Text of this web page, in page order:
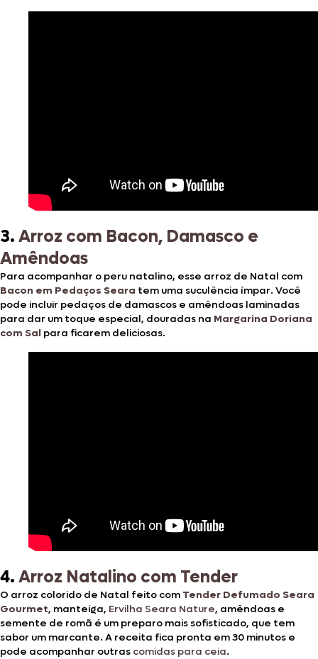
3.Arroz com Bacon, Damasco e
Amêndoas
Para acompanhar o peru natalino, esse arroz de Natal com
Bacon em Pedaços Seara tem uma suculência ímpar. Você
pode incluir pedaços de damascos e amêndoas laminadas
para dar um toque especial, douradas na Margarina Doriana
com Sal para ficarem deliciosas.
4.Arroz Natalino com Tender
O arroz colorido de Natal feito com Tender Defumado Seara
Gourmet, manteiga, Ervilha Seara Nature, amêndoas e
semente de romã é um preparo mais sofisticado, que tem
sabor um marcante. A receita fica pronta em 30 minutos e
pode acompanhar outras comidas para ceia.